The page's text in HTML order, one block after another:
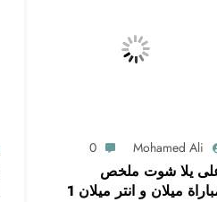
Mohamed Ali
0
يلا شوت ملخص
ميلان و انتر ميلان 1